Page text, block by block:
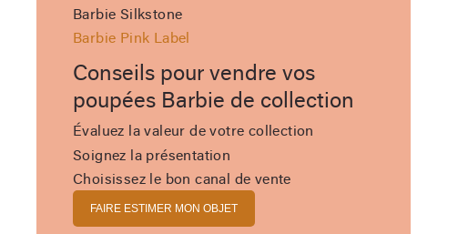
Barbie Silkstone
Barbie Pink Label
Conseils pour vendre vos
poupées Barbie de collection
Évaluez la valeur de votre collection
Soignez la présentation
Choisissez le bon canal de vente
FAIRE ESTIMER MON OBJET